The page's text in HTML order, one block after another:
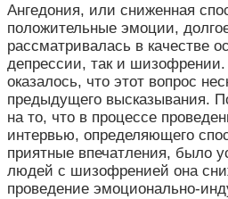
Ангедония, или сниженная
положительные эмоции,
рассматривалась в качестве
депрессии, так и
оказалось, что этот вопрос
предыдущего высказывания.
на то, что в процессе
интервью, определяющего
приятные впечатления, было
людей с шизофренией она
проведение эмоционально-